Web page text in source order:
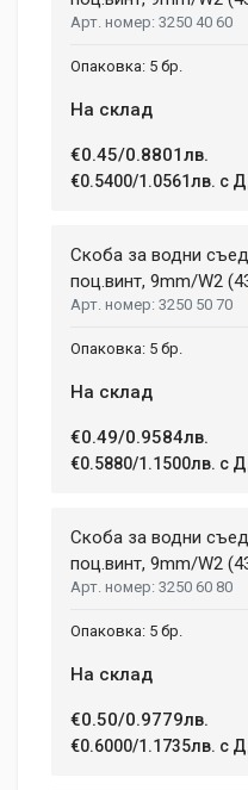
3250 40 60
5 бр.
На склад
€0.45/0.8801лв.
€0.5400/1.0561лв. с
Скоба за водни
поц.винт, 9mm/W2
3250 50 70
5 бр.
На склад
€0.49/0.9584лв.
€0.5880/1.1500лв. с
Скоба за водни
поц.винт, 9mm/W2
3250 60 80
5 бр.
На склад
€0.50/0.9779лв.
€0.6000/1.1735лв. с